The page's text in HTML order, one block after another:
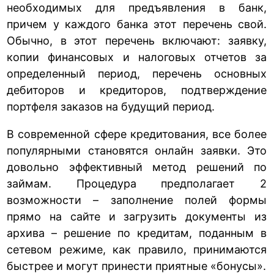
необходимых для предъявления в банк,
причем у каждого банка этот перечень свой.
Обычно, в этот перечень включают: заявку,
копии финансовых и налоговых отчетов за
определенный период, перечень основных
дебиторов и кредиторов, подтверждение
портфеля заказов на будущий период.
В современной сфере кредитования, все более
популярными становятся онлайн заявки. Это
довольно эффективный метод решений по
займам. Процедура предполагает 2
возможности – заполнение полей формы
прямо на сайте и загрузить документы из
архива – решение по кредитам, поданным в
сетевом режиме, как правило, принимаются
быстрее и могут принести приятные «бонусы».